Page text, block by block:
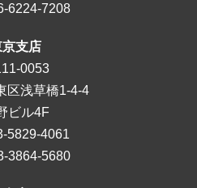
6224-7208
京支店
0053
区浅草橋1-4-4
ビル4F
5829-4061
3864-5680